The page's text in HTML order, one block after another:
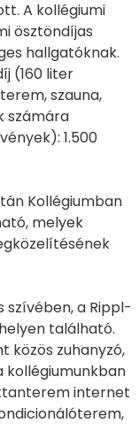
A kollégiumi
ösztöndíjas
hallgatóknak.
(160 liter
szauna,
számára
1.500
Kollégiumban
melyek
szívében, a Rippl-
található.
közös zuhanyzó,
kollégiumunkban
internet